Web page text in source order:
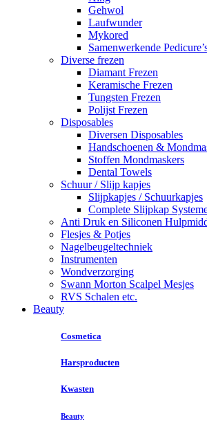
Gehwol
Laufwunder
Mykored
Samenwerkende
Diverse frezen
Diamant Frezen
Keramische Frezen
Tungsten Frezen
Polijst Frezen
Disposables
Diversen Disposables
Handschoenen &
Stoffen Mondmaskers
Dental Towels
Schuur / Slijp kapjes
Slijpkapjes / Schuurkapjes
Complete Slijpkap
Anti Druk en Siliconen
Flesjes & Potjes
Nagelbeugeltechniek
Instrumenten
Wondverzorging
Swann Morton Scalpel Mesjes
RVS Schalen etc.
Beauty
Cosmetica
Harsproducten
Kwasten
Beauty